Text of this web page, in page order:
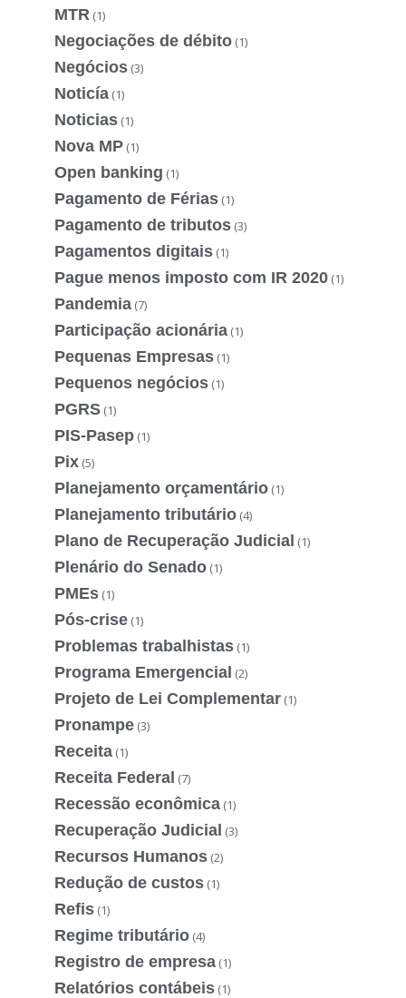
MTR (1)
Negociações de débito (1)
Negócios (3)
Noticía (1)
Noticias (1)
Nova MP (1)
Open banking (1)
Pagamento de Férias (1)
Pagamento de tributos (3)
Pagamentos digitais (1)
Pague menos imposto com IR 2020 (1)
Pandemia (7)
Participação acionária (1)
Pequenas Empresas (1)
Pequenos negócios (1)
PGRS (1)
PIS-Pasep (1)
Pix (5)
Planejamento orçamentário (1)
Planejamento tributário (4)
Plano de Recuperação Judicial (1)
Plenário do Senado (1)
PMEs (1)
Pós-crise (1)
Problemas trabalhistas (1)
Programa Emergencial (2)
Projeto de Lei Complementar (1)
Pronampe (3)
Receita (1)
Receita Federal (7)
Recessão econômica (1)
Recuperação Judicial (3)
Recursos Humanos (2)
Redução de custos (1)
Refis (1)
Regime tributário (4)
Registro de empresa (1)
Relatórios contábeis (1)